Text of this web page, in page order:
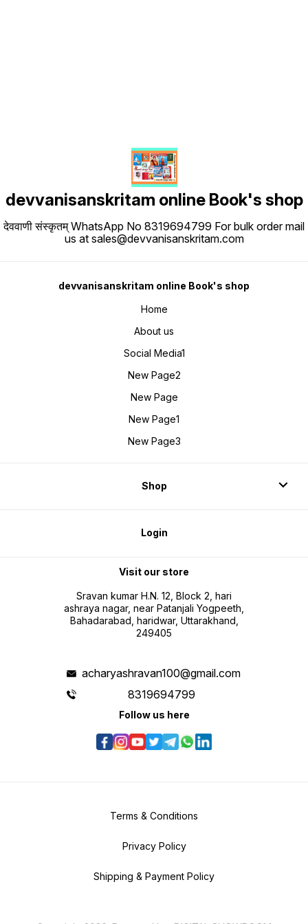
devvanisanskritam online Book's shop
देववाणी संस्कृतम् WhatsApp No 8319694799 For bulk order mail
us at sales@devvanisanskritam.com
devvanisanskritam online Book's shop
Home
About us
Social Media1
New Page2
New Page
New Page1
New Page3
Shop
Login
Visit our store
Sravan kumar H.N. 12, Block 2, hari
ashraya nagar, near Patanjali Yogpeeth,
Bahadarabad, haridwar, Uttarakhand,
249405
acharyashravan100@gmail.com
8319694799
Follow us here
Terms & Conditions
Privacy Policy
Shipping & Payment Policy